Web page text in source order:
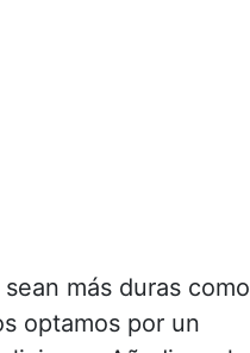
más duras como
optamos por un